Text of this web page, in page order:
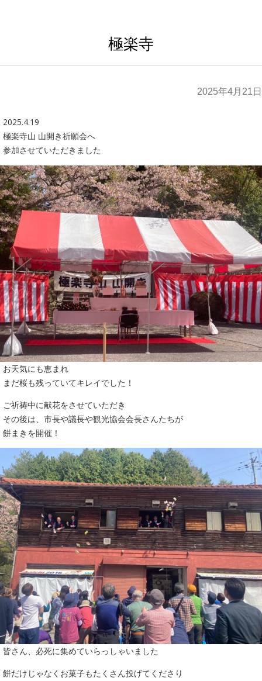
極楽寺
2025年4月21日
2025.4.19
極楽寺山 山開き祈願会へ
参加させていただきました
お天気にも恵まれ
まだ桜も残っていてキレイでした！
ご祈祷中に献花をさせていただき
その後は、市長や議長や観光協会会長さんたちが
餅まきを開催！
皆さん、必死に集めていらっしゃいました
餅だけじゃなくお菓子もたくさん投げてくださり